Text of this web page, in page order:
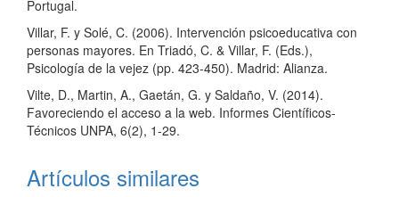
Portugal.
Villar, F. y Solé, C. (2006). Intervención psicoeducativa con
personas mayores. En Triadó, C. & Villar, F. (Eds.),
Psicología de la vejez (pp. 423-450). Madrid: Alianza.
Vilte, D., Martin, A., Gaetán, G. y Saldaño, V. (2014).
Favoreciendo el acceso a la web. Informes Científicos-
Técnicos UNPA, 6(2), 1-29.
Artículos similares